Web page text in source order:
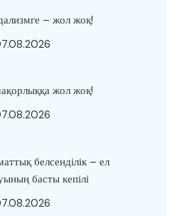
– жол жоқ!
жол жоқ!
белсенділік – ел
басты кепілі